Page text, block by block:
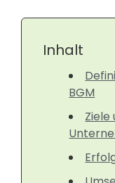
Inhalt
BGM
Ziele